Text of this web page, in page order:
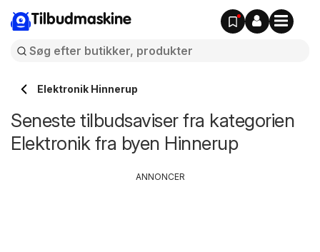
Tilbudmaskine
Elektronik Hinnerup
Seneste tilbudsaviser fra kategorien
Elektronik fra byen Hinnerup
ANNONCER